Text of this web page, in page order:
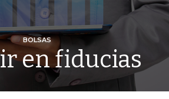
BOLSAS
en fiducias